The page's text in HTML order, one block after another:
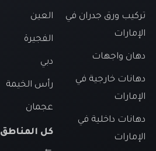
تركيب ورق جدران في
الإمارات
دهان واجهات
دهانات خارجية في
الإمارات
دهانات داخلية في
الإمارات
العين
الفجيرة
دبي
رأس الخيمة
عجمان
كل المناطق